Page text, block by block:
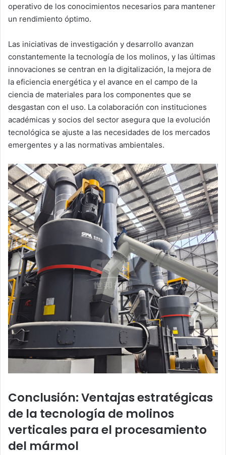
operativo de los conocimientos necesarios para mantener
un rendimiento óptimo.
Las iniciativas de investigación y desarrollo avanzan
constantemente la tecnología de los molinos, y las últimas
innovaciones se centran en la digitalización, la mejora de
la eficiencia energética y el avance en el campo de la
ciencia de materiales para los componentes que se
desgastan con el uso. La colaboración con instituciones
académicas y socios del sector asegura que la evolución
tecnológica se ajuste a las necesidades de los mercados
emergentes y a las normativas ambientales.
Conclusión: Ventajas estratégicas
de la tecnología de molinos
verticales para el procesamiento
del mármol